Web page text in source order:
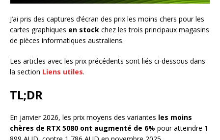
J’ai pris des captures d’écran des prix les moins chers pour les
cartes graphiques en stock chez les trois principaux magasins
de pièces informatiques australiens.
Les articles avec les prix précédents sont liés ci-dessous dans
la section Liens utiles.
TL;DR
En janvier 2026, les prix moyens des variantes les moins
chères de RTX 5080 ont augmenté de 6% pour atteindre 1